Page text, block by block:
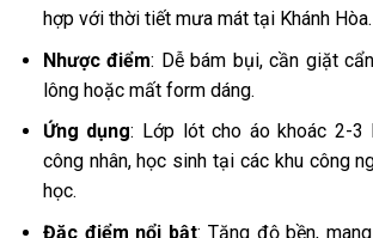
hợp với thời tiết mưa mát tại Khánh Hòa.
Nhược điểm: Dễ bám bụi, cần giặt
lông hoặc mất form dáng.
Ứng dụng: Lớp lót cho áo khoác 2-3
công nhân, học sinh tại các khu công
học.
Đặc điểm nổi bật: Tăng độ bền,